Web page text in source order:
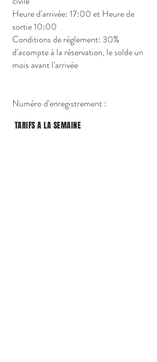
Heure d'arrivée: 17:00 et Heure de
sortie 10:00
Conditions de règlement: 30%
d'acompte à la réservation, le solde un
mois avant l'arrivée
Numéro d'enregistrement :
TARIFS A LA SEMAINE